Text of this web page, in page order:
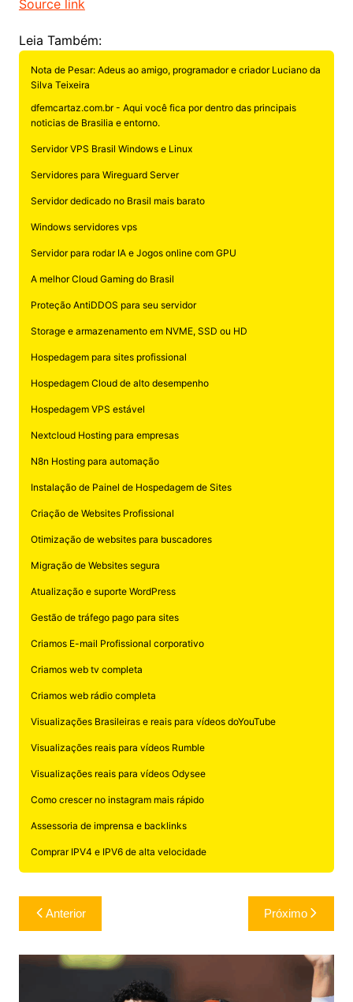
Source link
Leia Também:
Nota de Pesar: Adeus ao amigo, programador e criador Luciano da
Silva Teixeira
dfemcartaz.com.br - Aqui você fica por dentro das principais
noticias de Brasilia e entorno.
Servidor VPS Brasil Windows e Linux
Servidores para Wireguard Server
Servidor dedicado no Brasil mais barato
Windows servidores vps
Servidor para rodar IA e Jogos online com GPU
A melhor Cloud Gaming do Brasil
Proteção AntiDDOS para seu servidor
Storage e armazenamento em NVME, SSD ou HD
Hospedagem para sites profissional
Hospedagem Cloud de alto desempenho
Hospedagem VPS estável
Nextcloud Hosting para empresas
N8n Hosting para automação
Instalação de Painel de Hospedagem de Sites
Criação de Websites Profissional
Otimização de websites para buscadores
Migração de Websites segura
Atualização e suporte WordPress
Gestão de tráfego pago para sites
Criamos E-mail Profissional corporativo
Criamos web tv completa
Criamos web rádio completa
Visualizações Brasileiras e reais para vídeos doYouTube
Visualizações reais para vídeos Rumble
Visualizações reais para vídeos Odysee
Como crescer no instagram mais rápido
Assessoria de imprensa e backlinks
Comprar IPV4 e IPV6 de alta velocidade
Navegação
de
Post
Anterior Próximo